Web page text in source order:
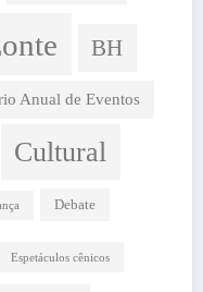
BH
Anual de Eventos
Cultural
Debate
Espetáculos cênicos